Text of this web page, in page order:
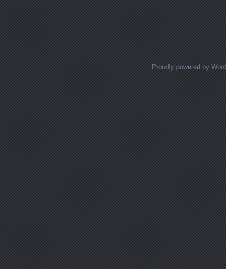
Proudly powered by